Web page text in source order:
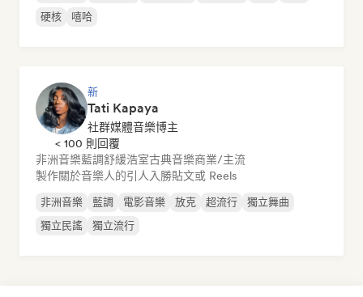
硬核
嘻哈
新
Tati Kapaya
社群媒體音樂博主
< 100 則回覆
非洲音樂藍調舒緩浩室古典音樂商業/主流
製作關於音樂人的引人入勝貼文或 Reels
非洲音樂 藍調 電影音樂 放克 超流行
獨立舞曲
獨立民謠
獨立流行